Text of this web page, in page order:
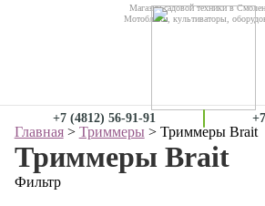
Магазин садовой техники в
Мотоблоки, культиваторы,
+7 (4812) 56-91-91
Главная> Триммеры> Триммеры Brait
Триммеры Brait
Фильтр